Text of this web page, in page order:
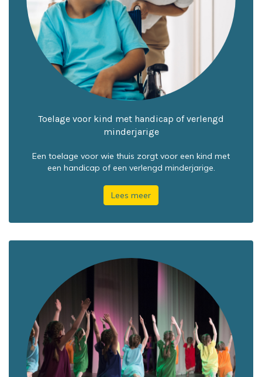
Toelage voor kind met handicap of verlengd
minderjarige
Een toelage voor wie thuis zorgt voor een kind met
een handicap of een verlengd minderjarige.
Lees meer